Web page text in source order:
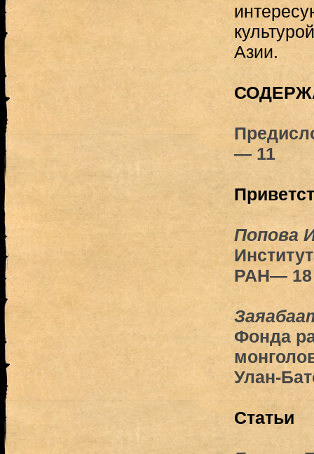
Азии.
— 11
Попова
РАН— 18
Фонда
Улан-
Статьи